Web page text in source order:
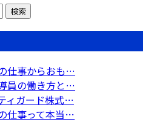
仕事からおも…
員の働き方と…
ィガード株式…
仕事って本当…